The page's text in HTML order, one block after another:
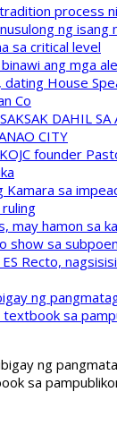
process
ng isang
sa critical level
ang mga
dating House
Co
DAHIL SA
CITY
founder
Kamara sa
ruling
may hamon sa
show sa
Recto,
ng
textbook sa
ng
sa